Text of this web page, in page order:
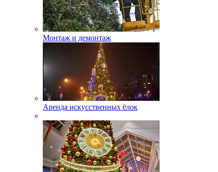
Монтаж и демонтаж
Аренда искусственных ёлок